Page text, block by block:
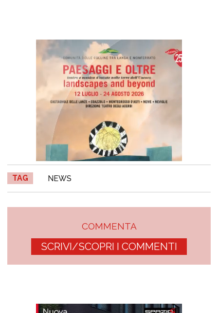
TAG NEWS
COMMENTA
SCRIVI/SCOPRI I COMMENTI